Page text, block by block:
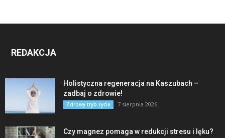
REDAKCJA
Holistyczna regeneracja na Kaszubach –
zadbaj o zdrowie!
Zdrowy tryb życia 7 sierpnia 2026
Czy magnez pomaga w redukcji stresu i lęku?